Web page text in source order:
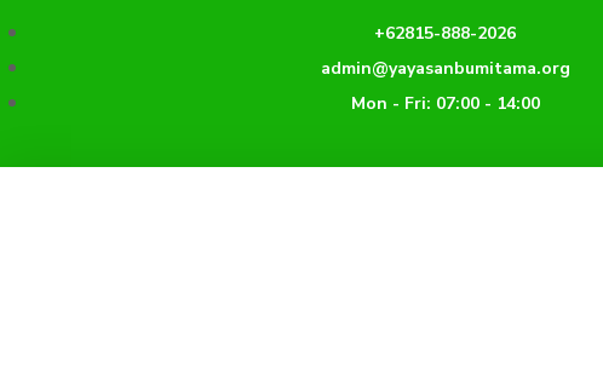
+62815-888-2026
admin@yayasanbumitama.org
Mon - Fri: 07:00 - 14:00